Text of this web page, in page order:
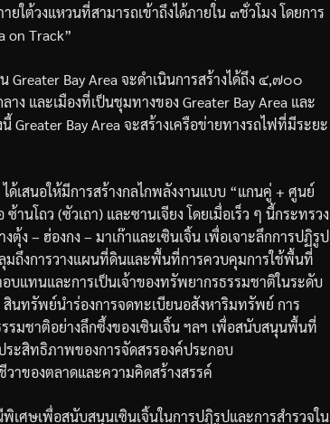
ยใต้วงแหวนที่สามารถเข้าถึงได้ภายใน๓ชั่วโมง โดยการ
on Track”
Greater Bay Areaจะดำเนินการสร้างได้ถึง ๔,๗๐๐
าง และเมืองที่เป็นชุมทางของ Greater Bay Area และ
นี้Greater Bay Areaจะสร้างเครือข่ายทางรถไฟที่มีระยะ
ได้เสนอให้มีการสร้างกลไกพลังงานแบบ “แกนคู่ + ศูนย์
ซ้านโถว (ซัวเถา) และซานเจียง โดยเมื่อเร็ว ๆ นี้กระทรวง
ตุ้ง – ฮ่องกง – มาเก๊าและเซินเจิ้น เพื่อเจาะลึกการปฏิรูป
มถึงการวางแผนที่ดินและพื้นที่การควบคุมการใช้พื้นที่
แทนและการเป็นเจ้าของทรัพยากรธรรมชาติในระดับ
สินทรัพย์นำร่องการจดทะเบียนอสังหาริมทรัพย์ การ
มชาติอย่างลึกซึ้งของเซินเจิ้นฯลฯ เพื่อสนับสนุนพื้นที่
ระสิทธิภาพของการจัดสรรองค์ประกอบ
าของตลาดและความคิดสร้างสรรค์
เศษเพื่อสนับสนุนเซินเจิ้นในการปฏิรูปและการสำรวจใน